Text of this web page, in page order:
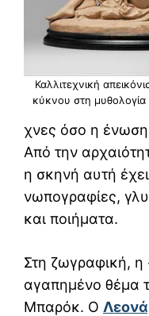
Καλλιτεχνική
κύκνου στη
χνες όσο η
Από την
η σκηνή αυτή
νωπογραφίες,
και ποιήματα.
Στη ζωγραφική,
αγαπημένο θέμα
Μπαρόκ. Ο